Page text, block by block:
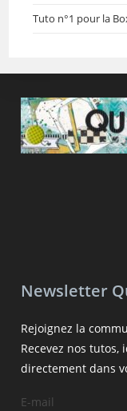
Tuto n°1 pour la
Newsletter
Rejoignez la
Recevez nos tutos,
directement dans
E-mail